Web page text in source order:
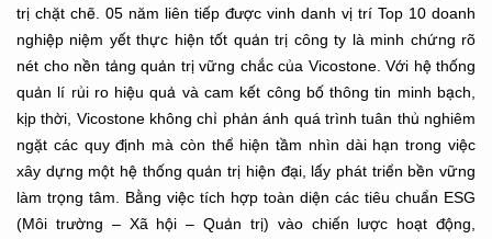
trị chặt chẽ. 05 năm liên tiếp được vinh danh vị trí Top 10 doanh
nghiệp niệm yết thực hiện tốt quản trị công ty là minh chứng rõ
nét cho nền tảng quản trị vững chắc của Vicostone. Với hệ thống
quản lí rủi ro hiệu quả và cam kết công bố thông tin minh bạch,
kịp thời, Vicostone không chỉ phản ánh quá trình tuân thủ nghiêm
ngặt các quy định mà còn thể hiện tầm nhìn dài hạn trong việc
xây dựng một hệ thống quản trị hiện đại, lấy phát triển bền vững
làm trọng tâm. Bằng việc tích hợp toàn diện các tiêu chuẩn ESG
(Môi trường – Xã hội – Quản trị) vào chiến lược hoạt động,